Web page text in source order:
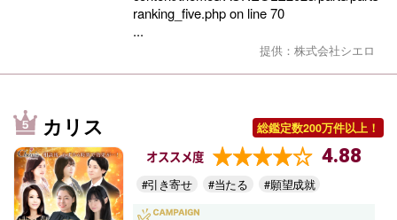
ranking_five.phpon line70
...
提供：株式会社シエロ
カリス 総鑑定数200万件以上！
オススメ度 4.88
#引き寄せ #当たる #願望成就